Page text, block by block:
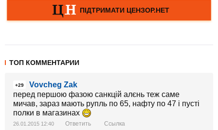
ТОП КОММЕНТАРИИ
+29
Vovcheg Zak
перед першою фазою санкцій алєнь теж саме
мичав, зараз мають рупль по 65, нафту по 47 і пусті
полки в магазинах
26.01.2015 12:40 Ответить Ссылка